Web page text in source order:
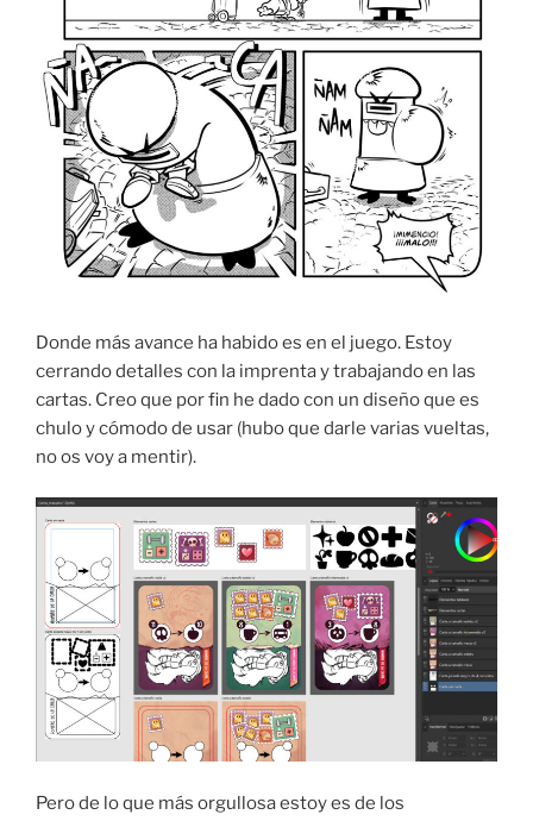
Donde más avance ha habido es en el juego. Estoy
cerrando detalles con la imprenta y trabajando en las
cartas. Creo que por fin he dado con un diseño que es
chulo y cómodo de usar (hubo que darle varias vueltas,
no os voy a mentir).
Pero de lo que más orgullosa estoy es de los